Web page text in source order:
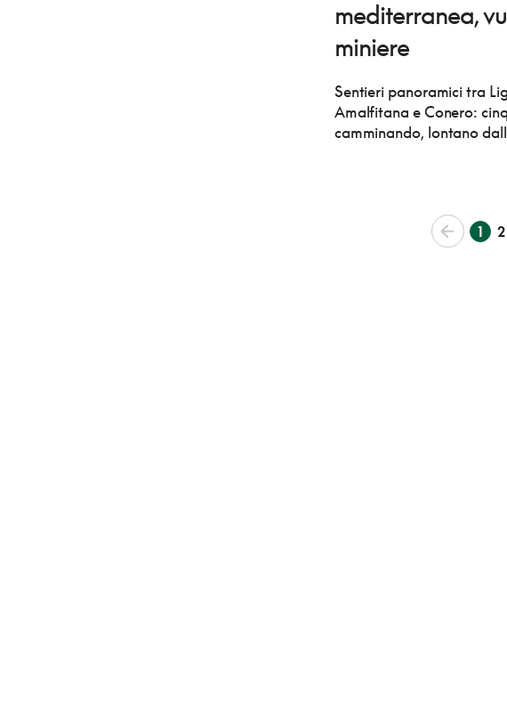
mediterranea,
miniere
Sentieri panoramici tra
Amalfitana e Conero:
camminando, lontano
1 2